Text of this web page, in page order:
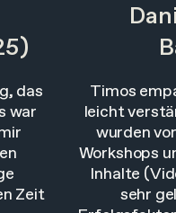
das
war
Zeit
Timos
leicht
wurden
Workshops
Inhalte
sehr